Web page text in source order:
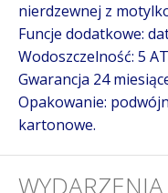
nierdzewnej z
Funcje dodatkowe:
Wodoszczelność: 5
Gwarancja 24
Opakowanie:
kartonowe.
WYDARZENIA